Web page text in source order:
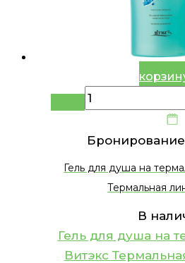
Гель для душа на
Термальная
В
Гель для душа на
Витэкс